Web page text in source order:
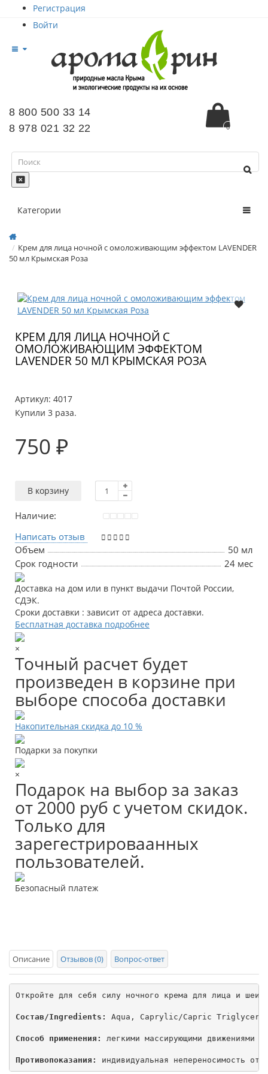
Регистрация
Войти
8 800 500 33 14
8 978 021 32 22
0
Категории
Крем для лица ночной с омоложивающим эффектом LAVENDER
50 мл Крымская Роза
КРЕМ ДЛЯ ЛИЦА НОЧНОЙ С
ОМОЛОЖИВАЮЩИМ ЭФФЕКТОМ
LAVENDER 50 МЛ КРЫМСКАЯ РОЗА
Артикул: 4017
Купили 3 раза.
750 ₽
В корзину
Наличие:
Написать отзыв
Объем
50 мл
Срок годности
24 мес
Доставка на дом или в пункт выдачи Почтой России,
СДЭК.
Сроки доставки : зависит от адреса доставки.
Бесплатная доставка подробнее
×
Точный расчет будет
произведен в корзине при
выборе способа доставки
Накопительная скидка до 10 %
Подарки за покупки
×
Подарок на выбор за заказ
от 2000 руб с учетом скидок.
Только для
зарегестрироваанных
пользователей.
Безопасный платеж
Описание Отзывов (0) Вопрос-ответ
Откройте для себя силу ночного крема для лица и шеи
Состав/Ingredients: Aqua, Caprylic/Capric
Способ применения: легкими массирующими движениями
Противопоказания: индивидуальная непереносимость